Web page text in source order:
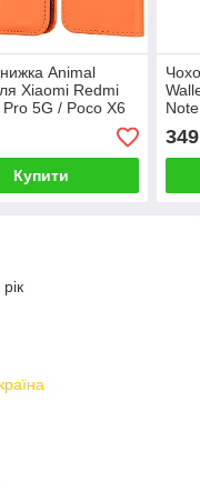
Animal
Xiaomi Redmi
5G / Poco X6
Купити
Pro
349